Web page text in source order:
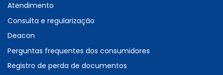
Atendimento
Consulta e regularização
Deacon
Perguntas frequentes dos consumidores
Registro de perda de documentos